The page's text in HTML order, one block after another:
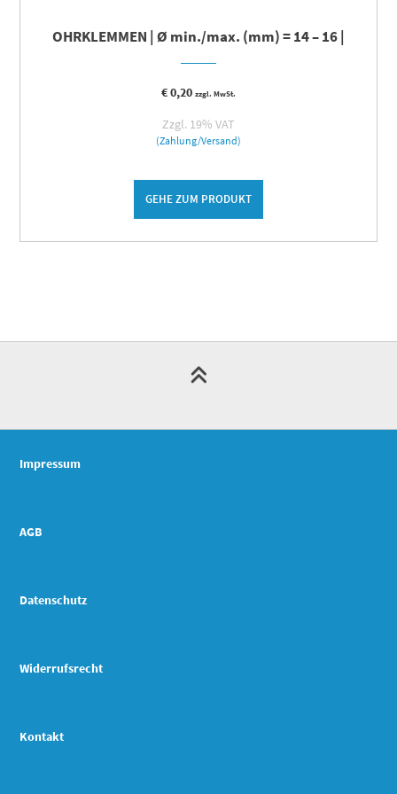
OHRKLEMMEN | Ø min./max. (mm) = 14 – 16 |
€0,20 zzgl. MwSt.
Zzgl. 19% VAT
(Zahlung/Versand)
GEHE ZUM PRODUKT
Impressum
AGB
Datenschutz
Widerrufsrecht
Kontakt